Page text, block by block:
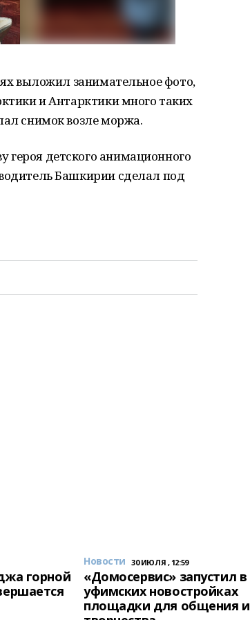
выложил занимательное фото,
и Антарктики много таких
снимок возле моржа.
детского анимационного
Башкирии сделал под
горной
Новости 30 ИЮЛЯ , 12:59
«Домосервис» запустил в
уфимских новостройках
площадки для общения и